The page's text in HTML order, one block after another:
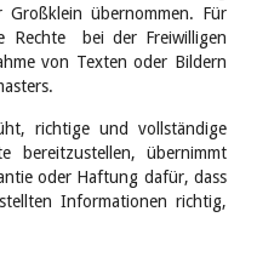
Großklein übernommen. Für
Rechte bei der Freiwilligen
von Texten oder Bildern
richtige und vollständige
bereitzustellen, übernimmt
oder Haftung dafür, dass
Informationen richtig,